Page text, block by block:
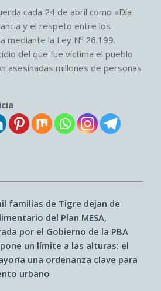
cada 24 de abril como «Día
y el respeto entre los
mediante la Ley Nº 26.199.
del que fue víctima el pueblo
asesinadas millones de personas
familias de Tigre dejan de
del Plan MESA,
por el Gobierno de la PBA
un límite a las alturas: el
una ordenanza clave para
urbano